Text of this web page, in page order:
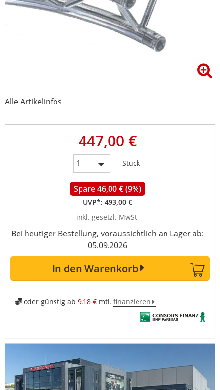
Alle Artikelinfos
447,00 €
Stück
Spare 46,00 € (9%)
UVP*: 493,00 €
inkl. gesetzl. MwSt.
Bei heutiger Bestellung, voraussichtlich an Lager ab:
05.09.2026
In den Warenkorb
oder günstig ab 9,18 €mtl. finanzieren